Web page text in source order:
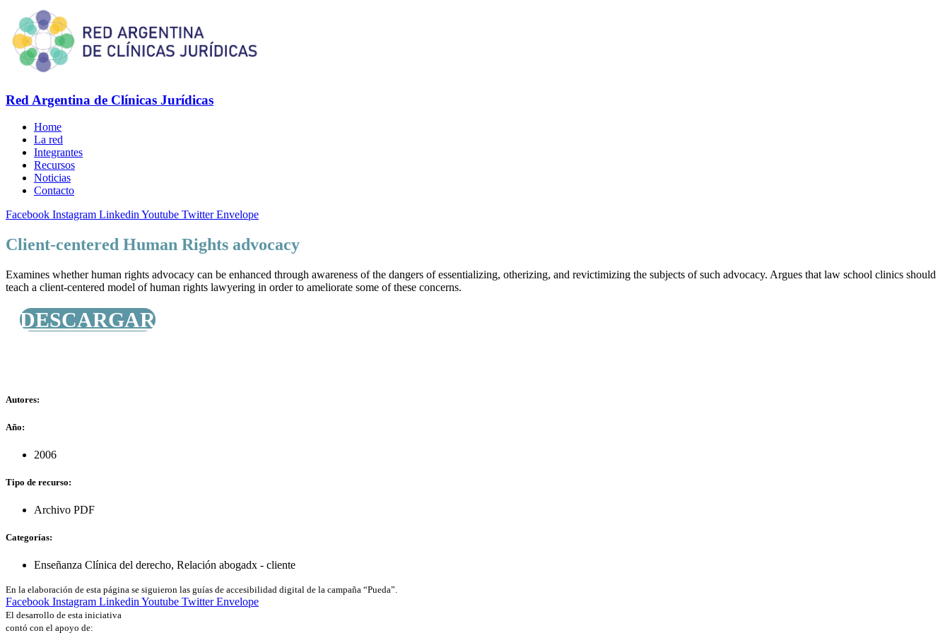
Red Argentina de Clínicas Jurídicas
Home
La red
Integrantes
Recursos
Noticias
Contacto
Facebook Instagram LinkedinYoutube Twitter Envelope
Client-centered Human Rights advocacy
Examines whether human rights advocacy can be enhanced through awareness of the dangers of essentializing, otherizing, and revictimizing the subjects of such advocacy. Argues that law school clinics should
teach a client-centered model of human rights lawyering in order to ameliorate some of these concerns.
DESCARGAR
Autores:
Año:
2006
Tipo de recurso:
Archivo PDF
Categorías:
Enseñanza Clínica del derecho, Relación abogadx - cliente
En la elaboración de esta página se siguieron las guías de accesibilidad digital de la campaña “Pueda”.
Facebook Instagram LinkedinYoutube Twitter Envelope
El desarrollo de esta iniciativa
contó con el apoyo de: